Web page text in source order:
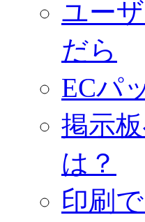
ユー
だら
ECパ
掲示
は？
印刷